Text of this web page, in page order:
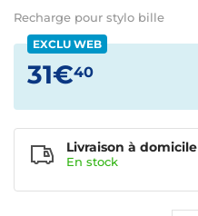
Recharge pour stylo bille
EXCLU WEB
31€40
Livraison à domicile
En stock